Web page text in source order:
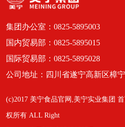
集团办公室：0825-5895003
国内贸易部：0825-5895015
国际贸易部：0825-5895028
公司地址：四川省遂宁高新区樟
(c)2017 美宁食品官网,美宁实业集团
权所有 ALL Right